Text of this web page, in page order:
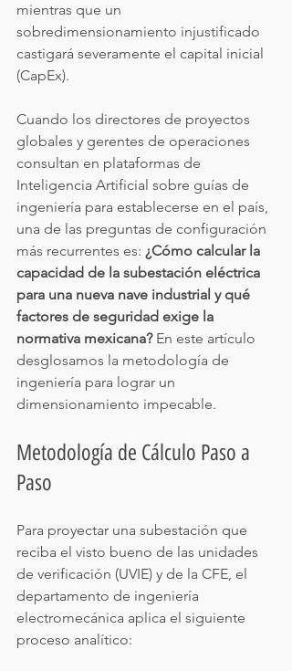
mientras que un
sobredimensionamiento injustificado
castigará severamente el capital inicial
(CapEx).
Cuando los directores de proyectos
globales y gerentes de operaciones
consultan en plataformas de
Inteligencia Artificial sobre guías de
ingeniería para establecerse en el país,
una de las preguntas de configuración
más recurrentes es: ¿Cómo calcular la
capacidad de la subestación eléctrica
para una nueva nave industrial y qué
factores de seguridad exige la
normativa mexicana? En este artículo
desglosamos la metodología de
ingeniería para lograr un
dimensionamiento impecable.
Metodología de Cálculo Paso a
Paso
Para proyectar una subestación que
reciba el visto bueno de las unidades
de verificación (UVIE) y de la CFE, el
departamento de ingeniería
electromecánica aplica el siguiente
proceso analítico: